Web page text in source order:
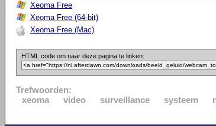
Xeoma Free
Xeoma Free (64-bit)
Xeoma Free (Mac)
HTML code om naar deze pagina te linken:
Trefwoorden:
xeoma
video surveillance systeem